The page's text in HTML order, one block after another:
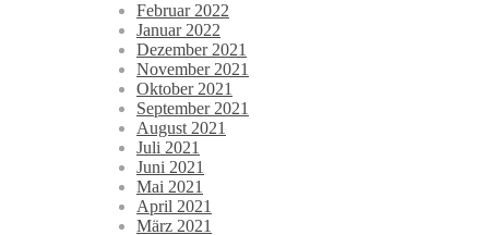
Februar 2022
Januar 2022
Dezember 2021
November 2021
Oktober 2021
September 2021
August 2021
Juli 2021
Juni 2021
Mai 2021
April 2021
März 2021